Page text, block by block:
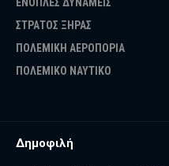
ΣΤΡΑΤΟΣ ΞΗΡΑΣ
ΠΟΛΕΜΙΚΗ ΑΕΡΟΠΟΡΙΑ
ΠΟΛΕΜΙΚΟ ΝΑΥΤΙΚΟ
Δημοφιλή